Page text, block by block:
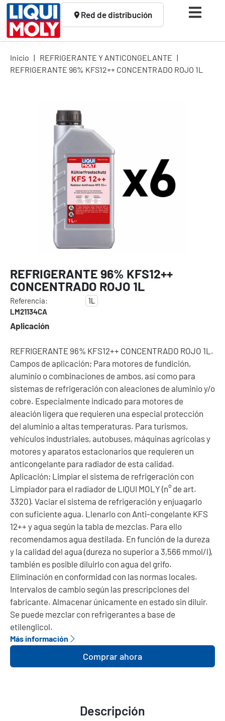
Red de distribución
Inicio | REFRIGERANTE Y ANTICONGELANTE |
REFRIGERANTE 96% KFS12++ CONCENTRADO ROJO 1L
REFRIGERANTE 96% KFS12++
CONCENTRADO ROJO 1L
Referencia:
LM21134CA
1L
Aplicación
REFRIGERANTE 96% KFS12++ CONCENTRADO ROJO 1L.
Campos de aplicación; Para motores de fundición,
aluminio o combinaciones de ambos, así como para
sistemas de refrigeración con aleaciones de aluminio y/o
cobre. Especialmente indicado para motores de
aleación ligera que requieren una especial protección
del aluminio a altas temperaturas. Para turismos,
vehículos industriales, autobuses, máquinas agrícolas y
motores y aparatos estacionarios que requieren un
anticongelante para radiador de esta calidad.
Aplicación; Limpiar el sistema de refrigeración con
Limpiador para el radiador de LIQUI MOLY (n° de art.
3320). Vaciar el sistema de refrigeración y enjuagarlo
con suficiente agua. Llenarlo con Anti-congelante KFS
12++ y agua según la tabla de mezclas. Para ello
recomendamos agua destilada. En función de la dureza
y la calidad del agua (dureza no superior a 3,566 mmol/l),
también es posible diluirlo con agua del grifo.
Eliminación en conformidad con las normas locales.
Intervalos de cambio según las prescripciones del
fabricante. Almacenar únicamente en estado sin diluir.
Se puede mezclar con refrigerantes a base de
etilenglicol.
Más información
Comprar ahora
Descripción